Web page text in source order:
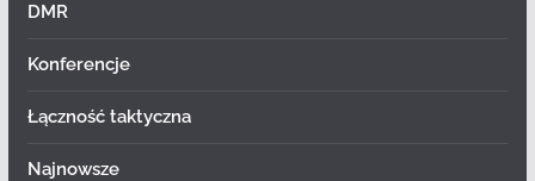
DMR
Konferencje
Łączność taktyczna
Najnowsze